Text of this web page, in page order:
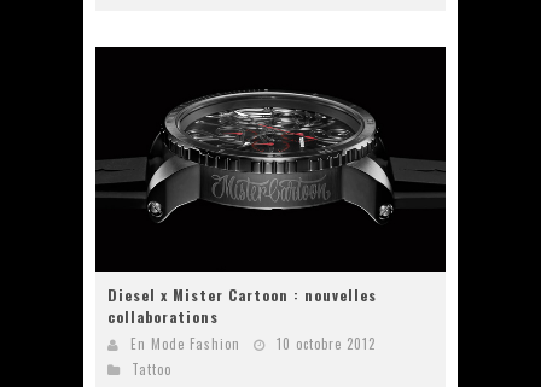
Diesel x Mister Cartoon : nouvelles
collaborations
En Mode Fashion
10 octobre 2012
Tattoo